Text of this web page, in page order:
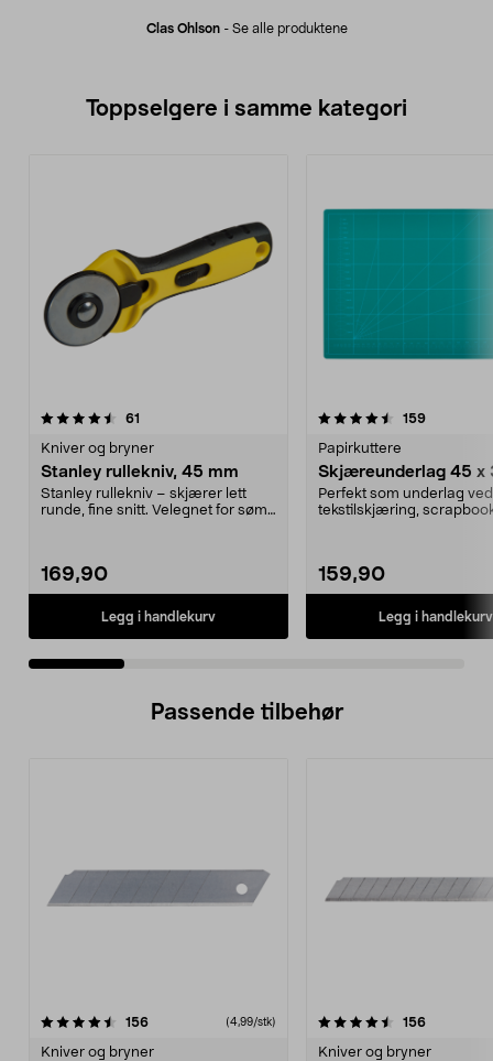
Clas Ohlson- Se alle produktene
Toppselgere i samme kategori
61
Kniver og bryner
Stanley rullekniv, 45 mm
Stanley rullekniv – skjærer lett
runde, fine snitt. Velegnet for søm
169,90
Legg i handlekurv
4.5 av 5 stjerner 159
Papirkuttere
Skjæreunderlag 45 x
Perfekt som underlag
tekstilskjæring,
159,90
Legg i handlekurv
4.5 av 5 stjerner
Passende tilbehør
156anmeldelser (4,99/stk)
Kniver og bryner
4.5av 5 stjerner 156
Kniver og bryner